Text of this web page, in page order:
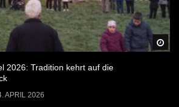
2026: Tradition kehrt auf die
APRIL 2026